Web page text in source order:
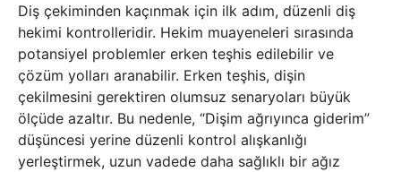
Diş çekiminden kaçınmak için ilk adım, düzenli diş
hekimi kontrolleridir. Hekim muayeneleri sırasında
potansiyel problemler erken teşhis edilebilir ve
çözüm yolları aranabilir. Erken teşhis, dişin
çekilmesini gerektiren olumsuz senaryoları büyük
ölçüde azaltır. Bu nedenle, “Dişim ağrıyınca giderim”
düşüncesi yerine düzenli kontrol alışkanlığı
yerleştirmek, uzun vadede daha sağlıklı bir ağız